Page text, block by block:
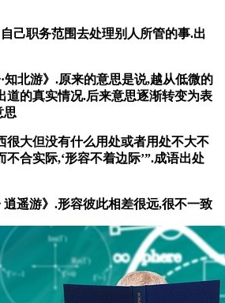
己职务范围去处理别人所管的事.出
知北游》.原来的意思是说,越从低微的
道的真实情况.后来意思逐渐转变为表
思
很大但没有什么用处或者用处不大不
不合实际,‘形容不着边际’”.成语出处
遥游》.形容彼此相差很远,很不一致